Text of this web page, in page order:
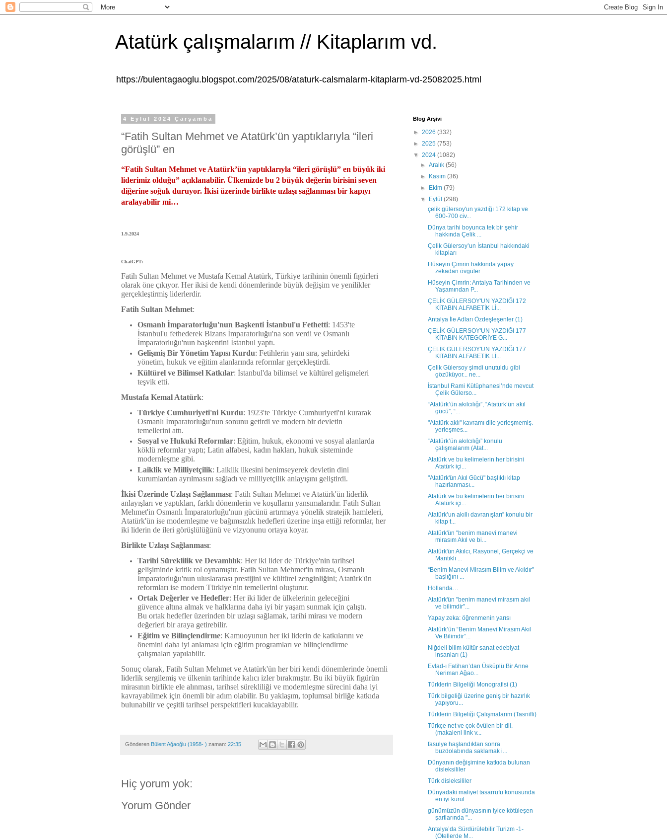
Atatürk çalışmalarım // Kitaplarım vd.
https://bulentagaoglu.blogspot.com/2025/08/ataturk-calsmalarm-kitaplarm-vd-25082025.html
4 Eylül 2024 Çarşamba
“Fatih Sultan Mehmet ve Atatürk’ün yaptıklarıyla “ileri
görüşlü” en
“Fatih Sultan Mehmet ve Atatürk’ün yaptıklarıyla “ileri görüşlü” en büyük iki
liderimiz olduğu” açıklanabilir. Ülkemizde bu 2 büyük değerin birisini seven
diğerine soğuk duruyor. İkisi üzerinde birlikte uzlaşı sağlanması bir kapıyı
aralayabilir mi…
1.9.2024
ChatGPT:
Fatih Sultan Mehmet ve Mustafa Kemal Atatürk, Türkiye tarihinin önemli figürleri
olarak öne çıkıyor. Her ikisi de kendi dönemlerinde büyük değişim ve yenilikler
gerçekleştirmiş liderlerdir.
Fatih Sultan Mehmet:
Osmanlı İmparatorluğu'nun Başkenti İstanbul'u Fethetti: 1453'te
İstanbul'u fethederek Bizans İmparatorluğu'na son verdi ve Osmanlı
İmparatorluğu'nun başkentini İstanbul yaptı.
Gelişmiş Bir Yönetim Yapısı Kurdu: Fetihlerin yanı sıra, şehirdeki
yönetim, hukuk ve eğitim alanlarında reformlar gerçekleştirdi.
Kültürel ve Bilimsel Katkılar: İstanbul'da bilimsel ve kültürel gelişmeleri
teşvik etti.
Mustafa Kemal Atatürk:
Türkiye Cumhuriyeti'ni Kurdu: 1923'te Türkiye Cumhuriyeti'ni kurarak
Osmanlı İmparatorluğu'nun sonunu getirdi ve modern bir devletin
temellerini attı.
Sosyal ve Hukuki Reformlar: Eğitim, hukuk, ekonomi ve sosyal alanlarda
köklü reformlar yaptı; Latin alfabesi, kadın hakları, hukuk sisteminde
modernleşme gibi.
Laiklik ve Milliyetçilik: Laiklik ilkesini benimseyerek devletin dini
kurumlardan ayrılmasını sağladı ve milliyetçilik anlayışını geliştirdi.
İkisi Üzerinde Uzlaşı Sağlanması: Fatih Sultan Mehmet ve Atatürk'ün liderlik
anlayışları ve yaptıkları, farklı dönemlerin ve koşulların yansımalarıdır. Fatih Sultan
Mehmet'in Osmanlı İmparatorluğu'nun gücünü artırmaya yönelik stratejik hamleleri,
Atatürk'ün ise modernleşme ve bağımsızlık hedefleri üzerine inşa ettiği reformlar, her
iki liderin de ileri görüşlülüğünü ve vizyonunu ortaya koyar.
Birlikte Uzlaşı Sağlanması:
Tarihi Süreklilik ve Devamlılık: Her iki lider de Türkiye'nin tarihsel
gelişiminde kritik rol oynamıştır. Fatih Sultan Mehmet'in mirası, Osmanlı
İmparatorluğu'nun uluslararası prestijini ve kültürel zenginliğini; Atatürk'ün
reformları ise modern Türkiye'nin temellerini oluşturur.
Ortak Değerler ve Hedefler: Her iki lider de ülkelerinin geleceğini
güvence altına almak ve halklarına daha iyi bir yaşam sunmak için çalıştı.
Bu ortak hedefler üzerinden bir uzlaşı sağlamak, tarihi mirası ve modern
değerleri bir araya getirebilir.
Eğitim ve Bilinçlendirme: Kamuoyunun her iki liderin de katkılarını ve
önemini daha iyi anlaması için eğitim programları ve bilinçlendirme
çalışmaları yapılabilir.
Sonuç olarak, Fatih Sultan Mehmet ve Atatürk'ün her biri kendi dönemlerinde önemli
liderlik sergilemiş ve ülkenin tarihinde kalıcı izler bırakmıştır. Bu iki büyük figürün
mirasının birlikte ele alınması, tarihsel sürekliliği ve modernleşme sürecini daha iyi
kavrayabilmek için önemli bir adım olabilir. Bu yaklaşım, toplumsal birliğe katkıda
bulunabilir ve çeşitli tarihsel perspektifleri kucaklayabilir.
Gönderen Bülent Ağaoğlu (1958- ) zaman: 22:35
Hiç yorum yok:
Yorum Gönder
Blog Arşivi
► 2026 (332)
► 2025 (753)
▼ 2024 (1082)
►Aralık(56)
►
Kasım(36)
►
Ekim(79)
▼
Eylül(298)
çelik gülersoy'un yazdığı 172 kitap ve
600-700 civ...
Dünya tarihi boyunca tek bir şehir
hakkında Çelik ...
Çelik Gülersoy’un İstanbul hakkındaki
kitapları
Hüseyin Çimrin hakkında yapay
zekadan övgüler
Hüseyin Çimrin: Antalya Tarihinden ve
Yaşamından P...
ÇELİK GÜLERSOY'UN YAZDIĞI 172
KİTABIN ALFABETİK Lİ...
Antalya İle Adları Özdeşleşenler (1)
ÇELİK GÜLERSOY'UN YAZDIĞI 177
KİTABIN KATEGORİYE G...
ÇELİK GÜLERSOY'UN YAZDIĞI 177
KİTABIN ALFABETİK Lİ...
Çelik Gülersoy şimdi unutuldu gibi
gözüküyor... ne...
İstanbul Rami Kütüphanesi’nde mevcut
Çelik Gülerso...
“Atatürk’ün akılcılığı”, “Atatürk’ün akıl
gücü”, “...
"Atatürk aklı" kavramı dile yerleşmemiş.
yerleşmes...
“Atatürk’ün akılcılığı” konulu
çalışmalarım (Atat...
Atatürk ve bu kelimelerin her birisini
Atatürk içi...
"Atatürk'ün Akıl Gücü" başlıklı kitap
hazırlanması...
Atatürk ve bu kelimelerin her birisini
Atatürk içi...
Atatürk’un akıllı davranışları” konulu bir
kitap t...
Atatürk'ün "benim manevi manevi
mirasım Akıl ve bi...
Atatürk'ün Akılcı, Rasyonel, Gerçekçi ve
Mantıklı ...
“Benim Manevi Mirasım Bilim ve Akıldır”
başlığını ...
Hollanda…
Atatürk'ün "benim manevi mirasım akıl
ve bilimdir"...
Yapay zeka: öğrenmenin yarısı
Atatürk’ün “Benim Manevi Mirasım Akıl
Ve Bilimdir”...
Niğdeli bilim kültür sanat edebiyat
insanları (1)
Evlad-ı Fatihan’dan Üsküplü Bir Anne
Neriman Ağao...
Türklerin Bilgeliği Monografisi (1)
Türk bilgeliği üzerine geniş bir hazırlık
yapıyoru...
Türklerin Bilgeliği Çalışmalarım (Tasnifli)
Türkçe net ve çok övülen bir dil.
(makaleni link v...
fasulye haşlandıktan sonra
buzdolabında saklamak i...
Dünyanın değişimine katkıda bulunan
disleksililer
Türk disleksililer
Dünyadaki maliyet tasarrufu konusunda
en iyi kurul...
günümüzün dünyasının iyice kötüleşen
şartlarında "...
Antalya’da Sürdürülebilir Turizm -1-
(Otellerde M...